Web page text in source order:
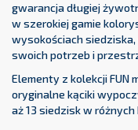
gwarancja długiej
w szerokiej gamie
wysokościach
swoich potrzeb i
Elementy z kolekcji FUN
oryginalne kąciki
aż 13 siedzisk w